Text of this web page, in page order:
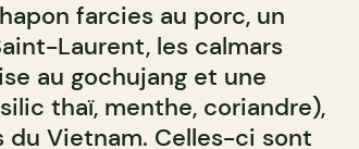
farcies au porc, un
Laurent, les calmars
au gochujang et une
thaï, menthe, coriandre),
du Vietnam. Celles-ci sont